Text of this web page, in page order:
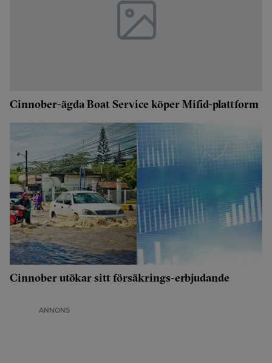
Cinnober-ägda Boat Service köper Mifid-plattform
Cinnober utökar sitt försäkrings-erbjudande
ANNONS